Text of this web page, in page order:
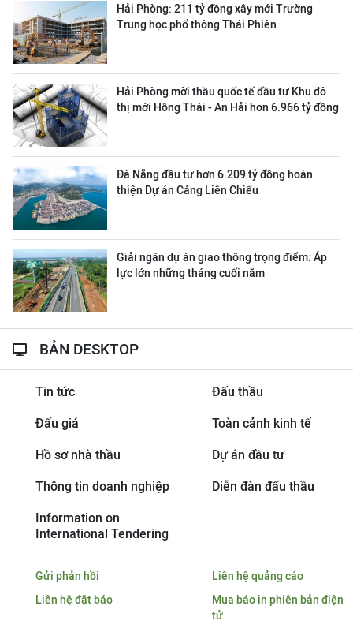
Hải Phòng: 211 tỷ đồng xây mới Trường
Trung học phổ thông Thái Phiên
Hải Phòng mời thầu quốc tế đầu tư Khu đô
thị mới Hồng Thái - An Hải hơn 6.966 tỷ đồng
Đà Nẵng đầu tư hơn 6.209 tỷ đồng hoàn
thiện Dự án Cảng Liên Chiểu
Giải ngân dự án giao thông trọng điểm: Áp
lực lớn những tháng cuối năm
BẢN DESKTOP
Tin tức Đấu thầu
Đấu giá Toàn cảnh kinh tế
Hồ sơ nhà thầu Dự án đầu tư
Thông tin doanh nghiệp Diễn đàn đấu thầu
Information on
International Tendering
Gửi phản hồi
Liên hệ quảng cáo
Liên hệ đặt báo
Mua báo in phiên bản điện
tử